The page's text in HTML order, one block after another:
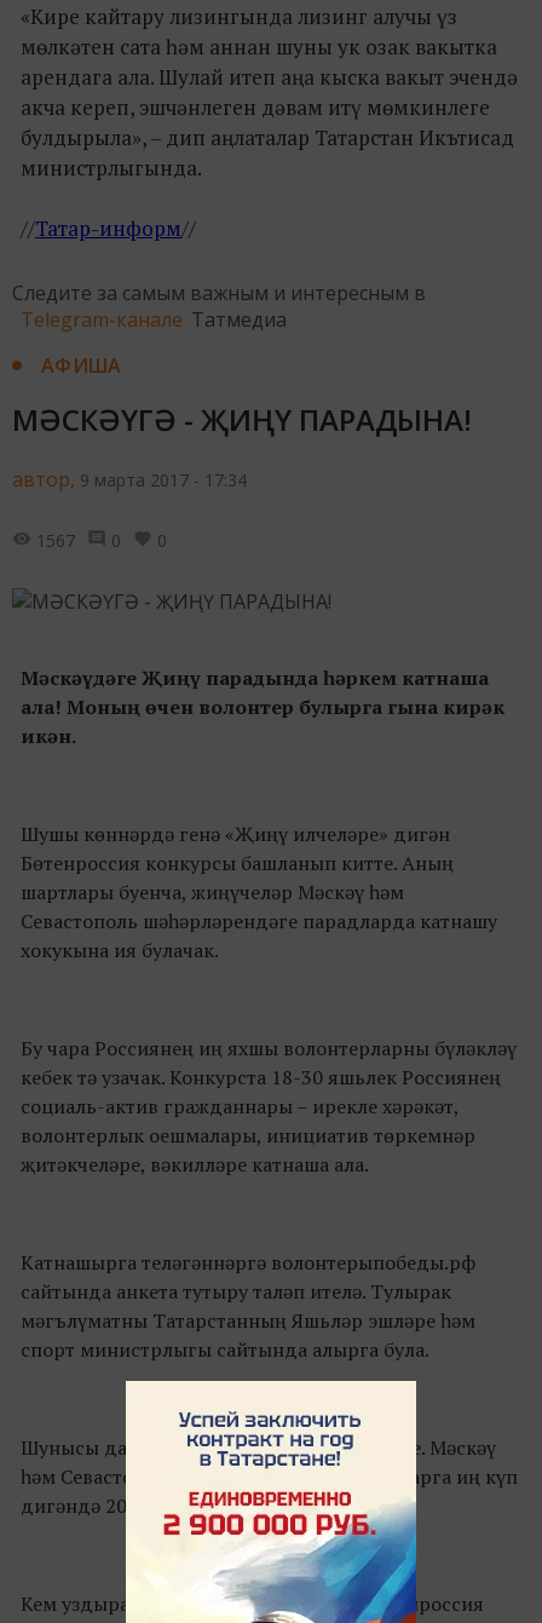
«Кире кайтару лизингында лизинг алучы үз
мөлкәтен сата һәм аннан шуны ук озак вакытка
арендага ала. Шулай итеп аңа кыска вакыт эчендә
акча кереп, эшчәнлеген дәвам итү мөмкинлеге
булдырыла», – дип аңлаталар Татарстан Икътисад
министрлыгында.
//Татар-информ//
Следите за самым важным и интересным в
Telegram-канале Татмедиа
АФИША
МӘСКӘҮГӘ - ҖИҢҮ ПАРАДЫНА!
автор, 9 марта 2017 - 17:34
1567 0 0
Мәскәүдәге Җиңү парадында һәркем катнаша
ала! Моның өчен волонтер булырга гына кирәк
икән.
Шушы көннәрдә генә «Җиңү илчеләре» дигән
Бөтенроссия конкурсы башланып китте. Аның
шартлары буенча, жиңүчеләр Мәскәү һәм
Севастополь шәһәрләрендәге парадларда катнашу
хокукына ия булачак.
Бу чара Россиянең иң яхшы волонтерларны бүләкләү
кебек тә узачак. Конкурста 18-30 яшьлек Россиянең
социаль-актив гражданнары – ирекле хәрәкәт,
волонтерлык оешмалары, инициатив төркемнәр
җитәкчеләре, вәкилләре катнаша ала.
Катнашырга теләгәннәргә волонтерыпобеды.рф
сайтында анкета тутыру таләп ителә. Тулырак
мәгълүматны Татарстанның Яшьләр эшләре һәм
спорт министрлыгы сайтында алырга була.
Шунысы да бар: катнашучылар саны чикле. Мәскәү
һәм Севастополь шәһәрләрендәге парадларга иң күп
дигәндә 200 волонтер сайлап алыначак.
Кем уздыра – «Жиңү волонтерлары» Бөтенроссия